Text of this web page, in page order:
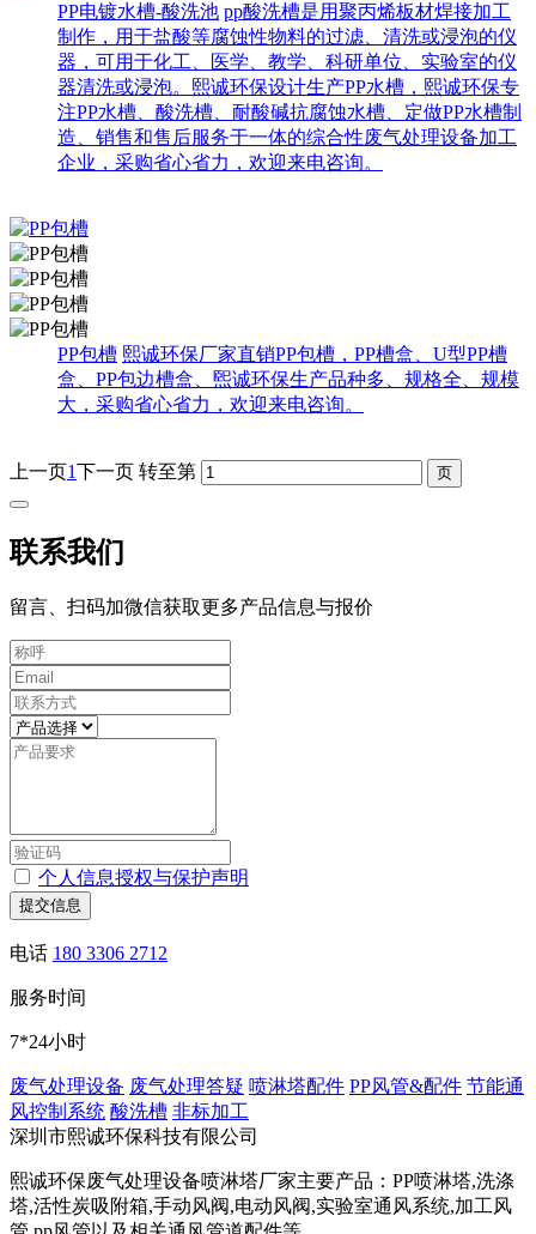
PP电镀水槽-酸洗池 pp酸洗槽是用聚丙烯板材焊接加工
制作，用于盐酸等腐蚀性物料的过滤、清洗或浸泡的仪
器，可用于化工、医学、教学、科研单位、实验室的仪
器清洗或浸泡。熙诚环保设计生产PP水槽，熙诚环保专
注PP水槽、酸洗槽、耐酸碱抗腐蚀水槽、定做PP水槽制
造、销售和售后服务于一体的综合性废气处理设备加工
企业，采购省心省力，欢迎来电咨询。
PP包槽 熙诚环保厂家直销PP包槽，PP槽盒、U型PP槽
盒、PP包边槽盒、煕诚环保生产品种多、规格全、规模
大，采购省心省力，欢迎来电咨询。
上一页1下一页 转至第
联系我们
留言、扫码加微信获取更多产品信息与报价
个人信息授权与保护声明
提交信息
电话 180 3306 2712
服务时间
7*24小时
废气处理设备 废气处理答疑 喷淋塔配件 PP风管&配件 节能通
风控制系统 酸洗槽 非标加工
深圳市熙诚环保科技有限公司
熙诚环保废气处理设备喷淋塔厂家主要产品：PP喷淋塔,洗涤
塔,活性炭吸附箱,手动风阀,电动风阀,实验室通风系统,加工风